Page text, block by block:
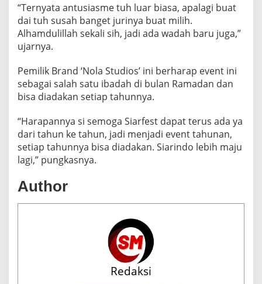
“Ternyata antusiasme tuh luar biasa, apalagi buat
dai tuh susah banget jurinya buat milih.
Alhamdulillah sekali sih, jadi ada wadah baru juga,”
ujarnya.
Pemilik Brand ‘Nola Studios’ ini berharap event ini
sebagai salah satu ibadah di bulan Ramadan dan
bisa diadakan setiap tahunnya.
“Harapannya si semoga Siarfest dapat terus ada ya
dari tahun ke tahun, jadi menjadi event tahunan,
setiap tahunnya bisa diadakan. Siarindo lebih maju
lagi,” pungkasnya.
Author
Redaksi